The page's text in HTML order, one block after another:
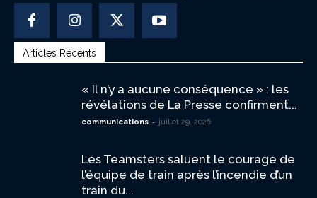
Articles Récents
« Il n’y a aucune conséquence » : les
révélations de La Presse confirment...
communications - juillet 29, 2026
Les Teamsters saluent le courage de
l’équipe de train après l’incendie d’un
train du...